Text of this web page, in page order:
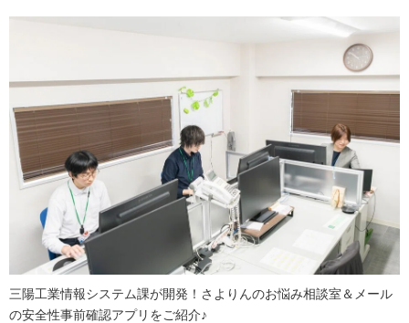
三陽工業情報システム課が開発！さよりんのお悩み相談室＆メール
の安全性事前確認アプリをご紹介♪